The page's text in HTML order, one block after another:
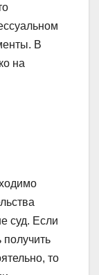
В
на
суд. Если
то